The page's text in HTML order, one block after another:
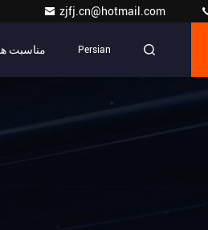
zjfj.cn@hotmail.com
مناسبت Persian